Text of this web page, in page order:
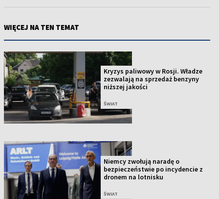
WIĘCEJ NA TEN TEMAT
Kryzys paliwowy w Rosji. Władze
zezwalają na sprzedaż benzyny
niższej jakości
ŚWIAT
Niemcy zwołują naradę o
bezpieczeństwie po incydencie z
dronem na lotnisku
ŚWIAT